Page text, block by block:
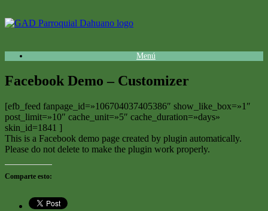
al
contenido
Menú
Facebook Demo – Customizer
[efb_feed fanpage_id=»106704037405386″ show_like_box=»1″
post_limit=»10″ cache_unit=»5″ cache_duration=»days»
skin_id=1841 ]
This is a Facebook demo page created by plugin automatically.
Please do not delete to make the plugin work properly.
Comparte esto: